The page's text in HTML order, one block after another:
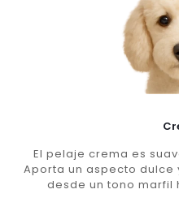
El pelaje crema es
Aporta un aspecto
desde un tono marfil